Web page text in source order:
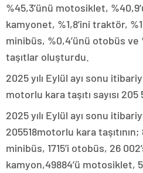
%45,3’ünü motosiklet,
kamyonet, %1,8’ini traktör,
minibüs, %0,4’ünü otobüs ve
taşıtlar oluşturdu.
2025 yılı Eylül ayı sonu
motorlu kara taşıtı sayısı 205
2025 yılı Eylül ayı sonu
205518motorlu kara taşıtının;
minibüs, 1715’i otobüs, 26
kamyon,49884’ü motosiklet,